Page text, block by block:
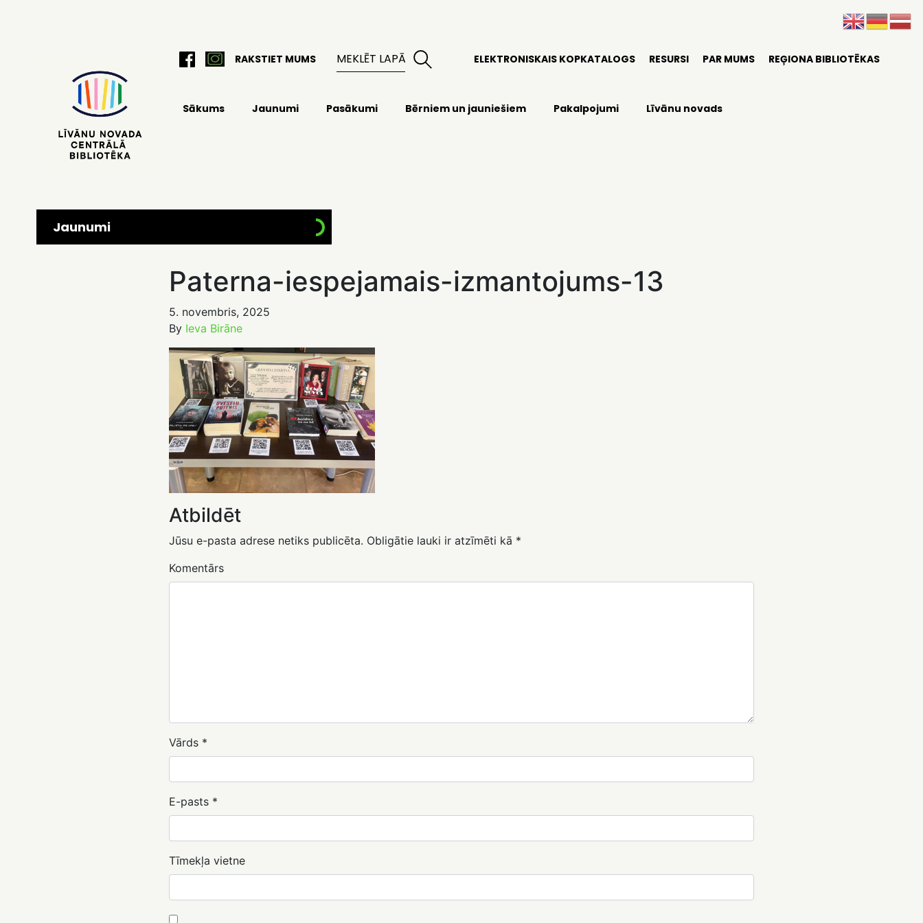
RAKSTIET MUMS ELEKTRONISKAIS KOPKATALOGS RESURSI PAR MUMS REĢIONA BIBLIOTĒKAS
Sākums Jaunumi Pasākumi Bērniem un jauniešiem Pakalpojumi Līvānu novads
Jaunumi
Paterna-iespejamais-izmantojums-13
5. novembris, 2025
By Ieva Birāne
Atbildēt
Jūsu e-pasta adrese netiks publicēta. Obligātie lauki ir atzīmēti kā *
Komentārs
Vārds *
E-pasts *
Tīmekļa vietne